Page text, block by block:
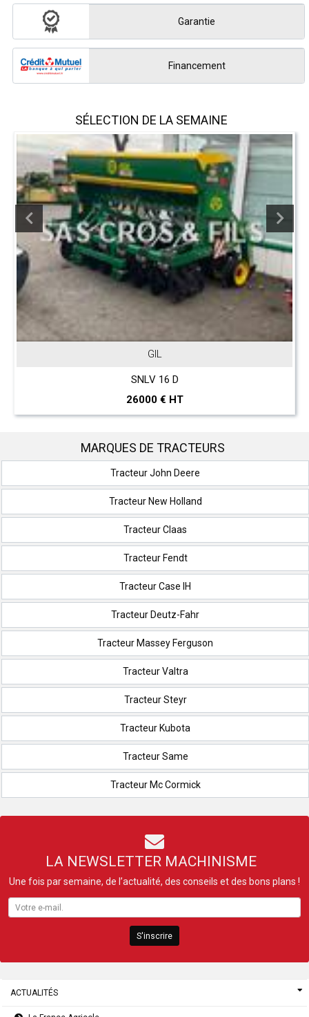
Garantie
Financement
SÉLECTION DE LA SEMAINE
GIL
SNLV 16 D
26000 € HT
MARQUES DE TRACTEURS
Tracteur John Deere
Tracteur New Holland
Tracteur Claas
Tracteur Fendt
Tracteur Case IH
Tracteur Deutz-Fahr
Tracteur Massey Ferguson
Tracteur Valtra
Tracteur Steyr
Tracteur Kubota
Tracteur Same
Tracteur Mc Cormick
LA NEWSLETTER MACHINISME
Une fois par semaine, de l’actualité, des conseils et des bons plans !
S'inscrire
ACTUALITÉS